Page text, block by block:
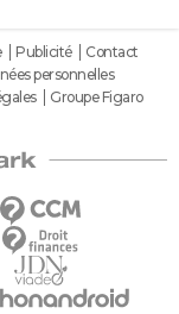
Publicité
Contact
personnelles
Groupe Figaro